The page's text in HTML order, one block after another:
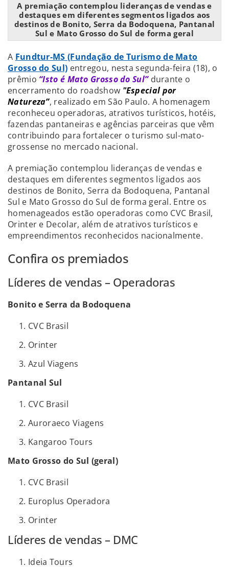
A premiação contemplou lideranças de vendas e
destaques em diferentes segmentos ligados aos
destinos de Bonito, Serra da Bodoquena, Pantanal
Sul e Mato Grosso do Sul de forma geral
A Fundtur-MS (Fundação de Turismo de Mato
Grosso do Sul) entregou, nesta segunda-feira (18), o
prêmio “Isto é Mato Grosso do Sul”durante o
encerramento do roadshow "Especial por
Natureza”, realizado em São Paulo. A homenagem
reconheceu operadoras, atrativos turísticos, hotéis,
fazendas pantaneiras e agências parceiras que vêm
contribuindo para fortalecer o turismo sul-mato-
grossense no mercado nacional.
A premiação contemplou lideranças de vendas e
destaques em diferentes segmentos ligados aos
destinos de Bonito, Serra da Bodoquena, Pantanal
Sul e Mato Grosso do Sul de forma geral. Entre os
homenageados estão operadoras como CVC Brasil,
Orinter e Decolar, além de atrativos turísticos e
empreendimentos reconhecidos nacionalmente.
Confira os premiados
Líderes de vendas – Operadoras
Bonito e Serra da Bodoquena
CVC Brasil
Orinter
Azul Viagens
Pantanal Sul
CVC Brasil
Auroraeco Viagens
Kangaroo Tours
Mato Grosso do Sul (geral)
CVC Brasil
Europlus Operadora
Orinter
Líderes de vendas – DMC
Ideia Tours